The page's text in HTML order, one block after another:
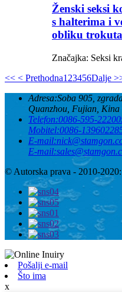
Ženski seksi
s halterima i
obliku trokuta
Značajka: Seksi
<< < Prethodna1 23456Dalje >
Adresa:Soba 905,
Quanzhou, Fujian, Kina
Telefon:0086-595-
Mobitel:0086-
E-mail:
E-mail:
© Autorska prava - 2010-
Pošalji e-mail
Što ima
x